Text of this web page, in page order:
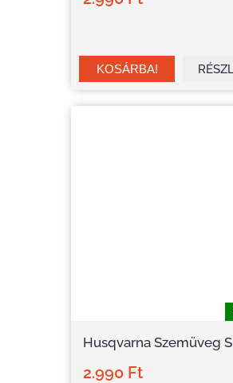
Husqvarna Szemüveg
2.990 Ft